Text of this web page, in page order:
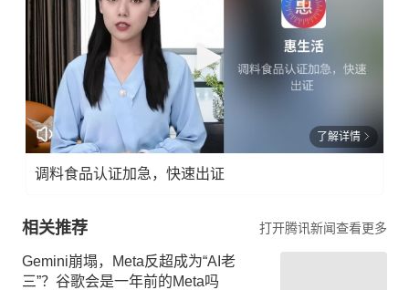
了解详情
调料食品认证加急，快速出证
相关推荐 打开腾讯新闻查看更多
Gemini崩塌，Meta反超成为“AI老
三”？谷歌会是一年前的Meta吗